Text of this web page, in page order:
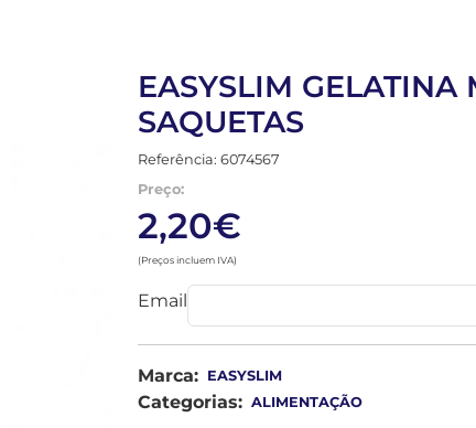
EASYSLIM
SAQUETAS
Referência: 6074567
Preço:
2,20€
(Preços incluem IVA)
Email
Marca: EASYSLIM
Categorias: ALIMENTAÇÃO